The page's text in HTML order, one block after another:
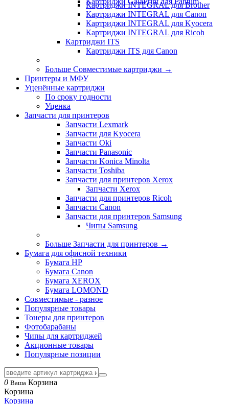
Картриджи INTEGRAL для Brother
Картриджи INTEGRAL для Canon
Картриджи INTEGRAL для Kyocera
Картриджи INTEGRAL для Ricoh
Картриджи ITS
Картриджи ITS для Canon
Больше Совместимые картриджи →
Принтеры и МФУ
Уценённые картриджи
По сроку годности
Уценка
Запчасти для принтеров
Запчасти Lexmark
Запчасти для Kyocera
Запчасти Oki
Запчасти Panasonic
Запчасти Koniсa Minolta
Запчасти Toshiba
Запчасти для принтеров Xerox
Запчасти Xerox
Запчасти для принтеров Ricoh
Запчасти Canon
Запчасти для принтеров Samsung
Чипы Samsung
Больше Запчасти для принтеров →
Бумага для офисной техники
Бумага HP
Бумага Canon
Бумага XEROX
Бумага LOMOND
Совместимые - разное
Популярные товары
Тонеры для принтеров
Фотобарабаны
Чипы для картриджей
Акционные товары
Популярные позиции
0 Ваша Корзина
Корзина
Корзина